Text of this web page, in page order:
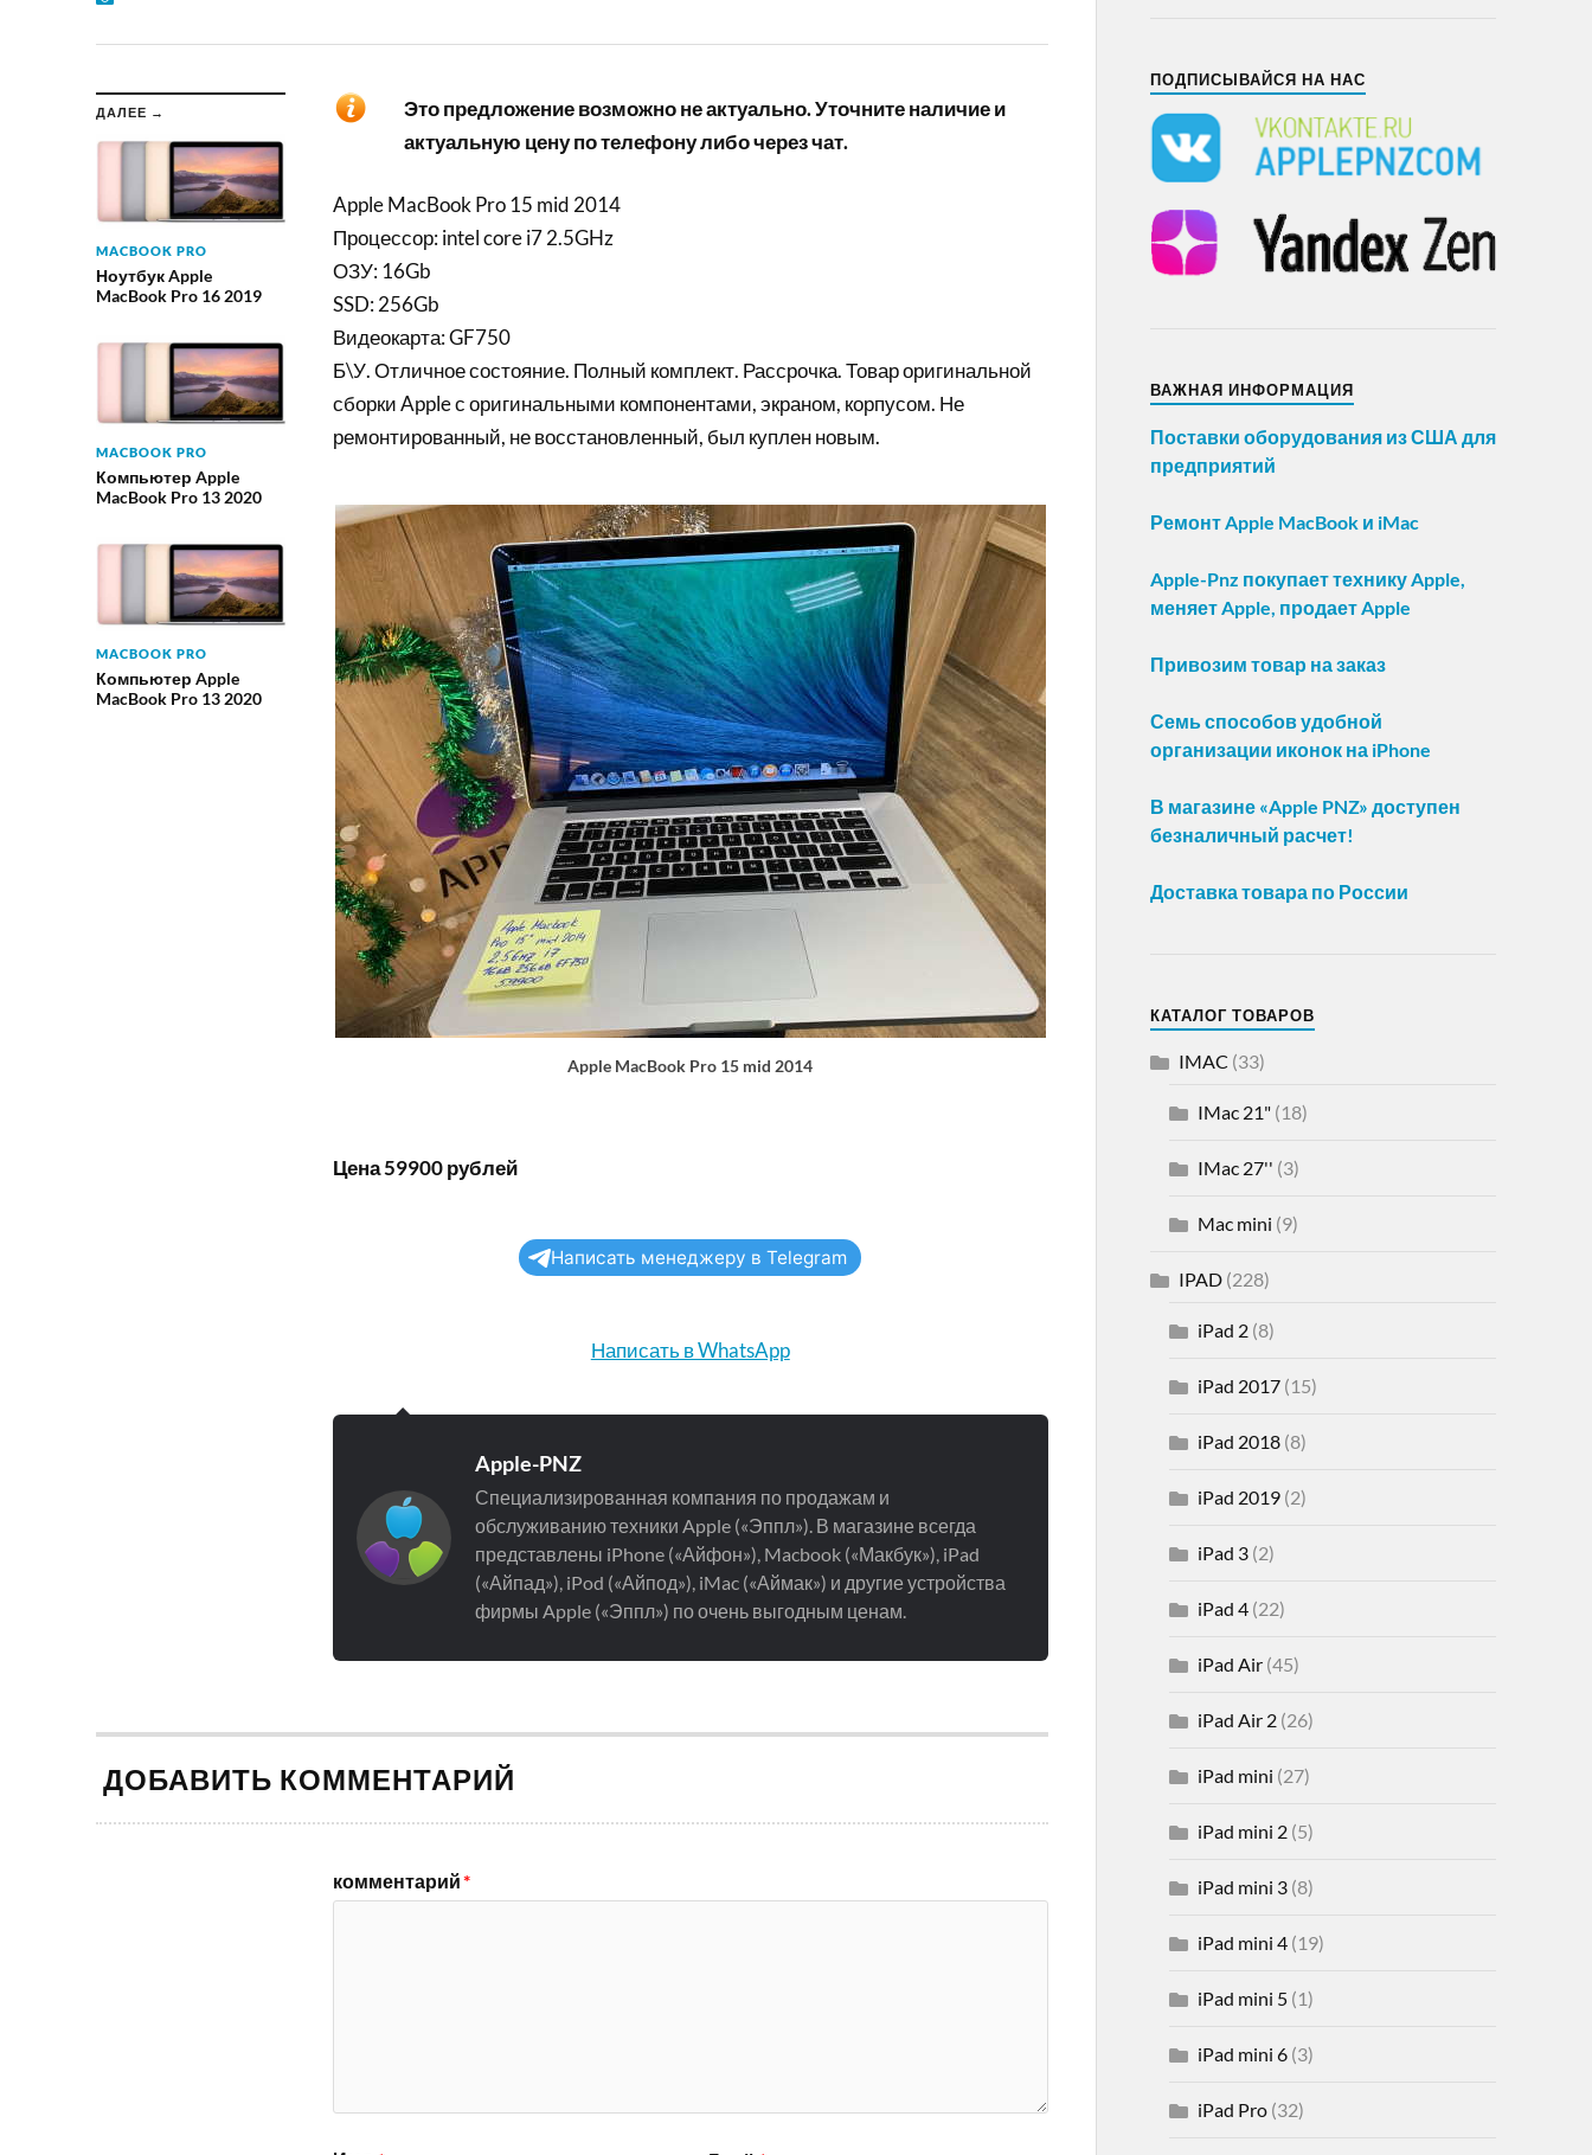
ДАЛЕЕ →
MACBOOK PRO
Ноутбук Apple
MacBook Pro 16 2019
MACBOOK PRO
Компьютер Apple
MacBook Pro 13 2020
MACBOOK PRO
Компьютер Apple
MacBook Pro 13 2020
Это предложение возможно не актуально. Уточните наличие и
актуальную цену по телефону либо через чат.
Apple MacBook Pro 15 mid 2014
Процессор: intel core i7 2.5GHz
ОЗУ: 16Gb
SSD: 256Gb
Видеокарта: GF750
Б\У. Отличное состояние. Полный комплект. Рассрочка. Товар оригинальной
сборки Apple с оригинальными компонентами, экраном, корпусом. Не
ремонтированный, не восстановленный, был куплен новым.
Apple MacBook Pro 15 mid 2014
Цена 59900 рублей
Написать менеджеру в Telegram
Написать в WhatsApp
Apple-PNZ
Специализированная компания по продажам и
обслуживанию техники Apple («Эппл»). В магазине всегда
представлены iPhone («Айфон»), Macbook («Макбук»), iPad
(«Айпад»), iPod («Айпод»), iMac («Аймак») и другие устройства
фирмы Apple («Эппл») по очень выгодным ценам.
ДОБАВИТЬ КОММЕНТАРИЙ
комментарий*
ПОДПИСЫВАЙСЯ НА НАС
ВАЖНАЯ ИНФОРМАЦИЯ
Поставки оборудования из США для
предприятий
Ремонт Apple MacBook и iMac
Apple-Pnz покупает технику Apple,
меняет Apple, продает Apple
Привозим товар на заказ
Семь способов удобной
организации иконок на iPhone
В магазине «Apple PNZ» доступен
безналичный расчет!
Доставка товара по России
КАТАЛОГ ТОВАРОВ
IMAC (33)
IMac 21"(18)
IMac 27'' (3)
Mac mini (9)
IPAD(228)
iPad 2(8)
iPad 2017(15)
iPad 2018(8)
iPad 2019(2)
iPad 3(2)
iPad 4(22)
iPad Air(45)
iPad Air 2(26)
iPad mini (27)
iPad mini 2(5)
iPad mini 3(8)
iPad mini 4(19)
iPad mini 5(1)
iPad mini 6(3)
iPad Pro(32)